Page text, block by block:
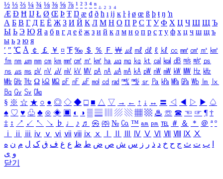
½ ⅓ ⅔ ¼ ¾ ⅛ ⅜ ⅝ ⅞ ¹ ² ³ ⁴ ⁿ ₁ ₂ ₃ ₄
Æ Ð Ħ Ĳ Ł Ø Œ Þ Ŧ Ŋ æ đ ð ħ ı ĳ ĸ ŀ ł ø œ ß þ ŧ ŋ ŉ
А Б В Г Д Е Ё Ж З И Й К Л М Н О П Р С Т У Ф Х Ц Ч Ш Щ Ъ
Ы Ь Э Ю Я а б в г д е ё ж з и й к л м н о п р с т у ф х ц ч ш щ ъ
ы ь э ю я
′ ″ ℃ Å ￠ ￡ ￥ ¤ ℉ ‰ ＄ ％ Ｆ ￦ ㎕ ㎖ ㎗ ℓ ㎘ ㏄ ㎣ ㎤ ㎥ ㎦
㎙ ㎚ ㎛ ㎜ ㎝ ㎞ ㎟ ㎠ ㎡ ㎢ ㏊ ㎍ ㎎ ㎏ ㏏ ㎈ ㎉ ㏈ ㎧ ㎨ ㎰
㎱ ㎲ ㎳ ㎴ ㎵ ㎶ ㎷ ㎸ ㎹ ㎀ ㎁ ㎂ ㎃ ㎄ ㎺ ㎻ ㎽ ㎾ ㎿ ㎐ ㎑
㎒ ㎓ ㎔ Ω ㏀ ㏁ ㎊ ㎋ ㎌ ㏖ ㏅ ㎭ ㎮ ㎯ ㏛ ㎩ ㎪ ㎫ ㎬ ㏝ ㏐
㏓
㏃ ㏉ ㏜ ㏆
§ ※ ☆ ★ ○ ● ◎ ◇ ◆ □ ■ △ ▽ → ← ↑ ↓ ↔ 〓 ◁ ◀ ▷ ▶ ♤
♠ ♡ ♥ ♧ ♣ ⊙ ◈ ▣ ◐ ◑ ▒ ▤ ▨ ▧ ▦ ▩ ♨ ☏ ☎ ☜ ☞ ¶ †
‡ ↕ ↗ ↙ ↖ ↘ ♭ ♩ ♪ ♬ ㉿ ㈜ № ㏇ ™ ㏂ ㏘ ℡ ＃ ＆ ＊ ＠ ª º
ⅰ
ⅱ ⅲ ⅳ ⅴ ⅵ ⅶ ⅷ ⅸ ⅹ Ⅳ Ⅴ Ⅵ Ⅶ Ⅷ Ⅸ Ⅹ
ب ت ث ج ح خ د ذ ر ز س ش ص ض ط ظ ع غ ف ق ک ل م ن ه
و ی
닫기